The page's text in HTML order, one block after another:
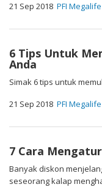
21 Sep 2018 PFI Megalife
6 Tips Untuk
Anda
Simak 6 tips untuk
21 Sep 2018 PFI Megalife
7 Cara
Banyak diskon
seseorang kalap